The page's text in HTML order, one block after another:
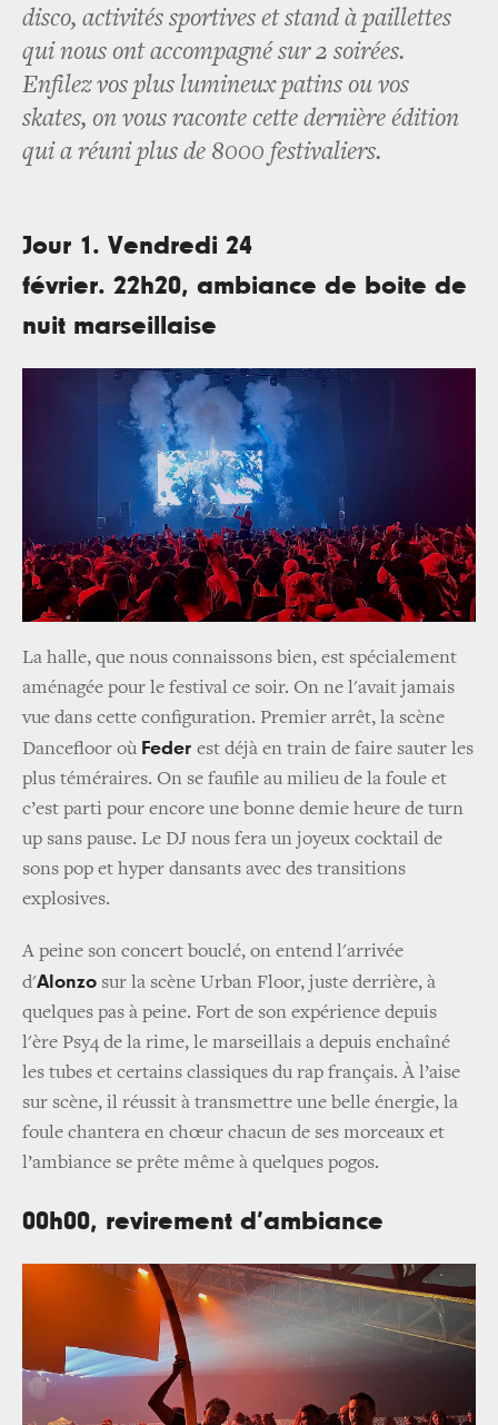
disco, activités sportives et stand à paillettes
qui nous ont accompagné sur 2 soirées.
Enfilez vos plus lumineux patins ou vos
skates, on vous raconte cette dernière édition
qui a réuni plus de 8000 festivaliers.
Jour 1. Vendredi 24
février. 22h20, ambiance de boite de
nuit marseillaise
La halle, que nous connaissons bien, est spécialement
aménagée pour le festival ce soir. On ne l'avait jamais
vue dans cette configuration. Premier arrêt, la scène
Dancefloor où Feder est déjà en train de faire sauter les
plus téméraires. On se faufile au milieu de la foule et
c’est parti pour encore une bonne demie heure de turn
up sans pause. Le DJ nous fera un joyeux cocktail de
sons pop et hyper dansants avec des transitions
explosives.
A peine son concert bouclé, on entend l'arrivée
d'Alonzo sur la scène Urban Floor, juste derrière, à
quelques pas à peine. Fort de son expérience depuis
l'ère Psy4 de la rime, le marseillais a depuis enchaîné
les tubes et certains classiques du rap français. À l’aise
sur scène, il réussit à transmettre une belle énergie, la
foule chantera en chœur chacun de ses morceaux et
l’ambiance se prête même à quelques pogos.
00h00, revirement d’ambiance